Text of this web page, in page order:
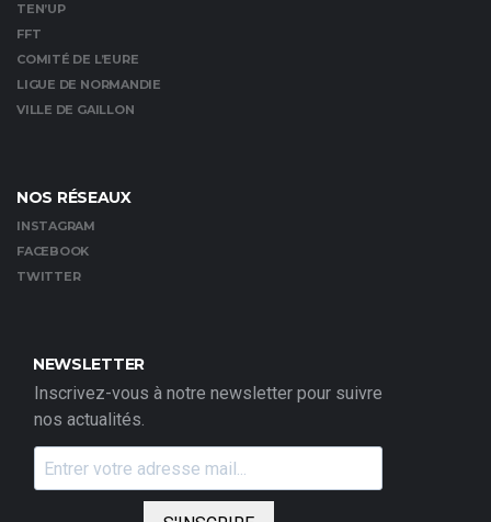
TEN’UP
FFT
COMITÉ DE L’EURE
LIGUE DE NORMANDIE
VILLE DE GAILLON
NOS RÉSEAUX
INSTAGRAM
FACEBOOK
TWITTER
NEWSLETTER
Inscrivez-vous à notre newsletter pour suivre
nos actualités.